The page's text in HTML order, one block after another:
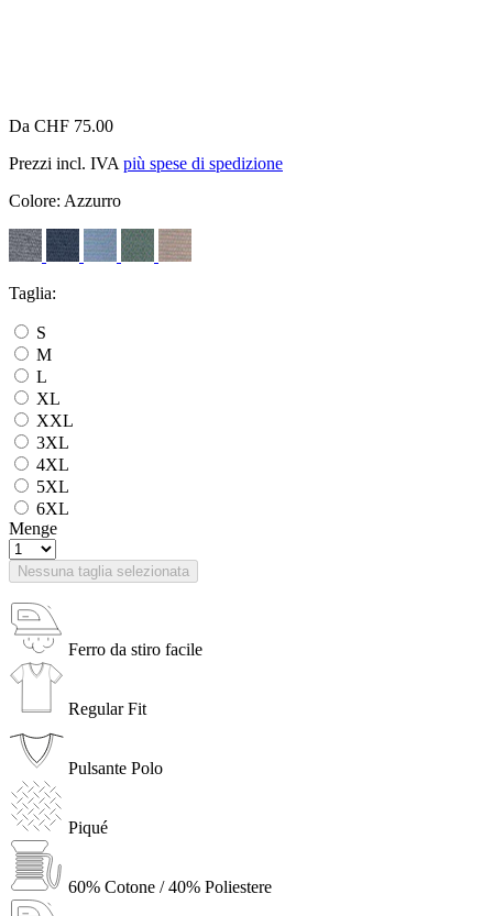
Da CHF 75.00
Prezzi incl. IVA più spese di spedizione
Colore: Azzurro
Taglia:
S
M
L
XL
XXL
3XL
4XL
5XL
6XL
Menge
Nessuna taglia selezionata
Ferro da stiro facile
Regular Fit
Pulsante Polo
Piqué
60% Cotone / 40% Poliestere